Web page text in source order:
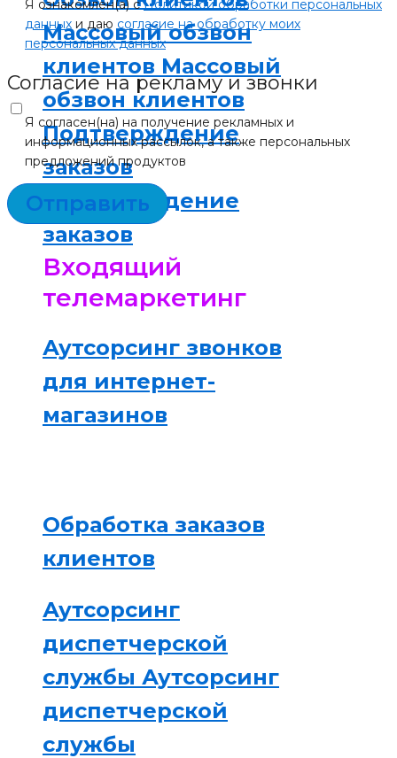
Массовый обзвон
клиентов Массовый
обзвон клиентов
Подтверждение
заказов
Подтверждение
заказов
Входящий
телемаркетинг
Аутсорсинг звонков
для интернет-
магазинов
Обработка заказов
клиентов
Аутсорсинг
диспетчерской
службы Аутсорсинг
диспетчерской
службы
Я ознакомлен(а) сПолитикой обработки персональных
данных и даю согласие на обработку моих
персональных данных
Согласие на рекламу и звонки
Я согласен(на) на получение рекламных и
информационных рассылок, а также персональных
предложений продуктов
Отправить